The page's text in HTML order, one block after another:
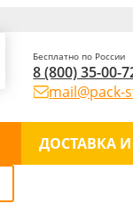
Бесплатно по России
8 (800) 35-00-
mail@pack-
ДОСТАВКА